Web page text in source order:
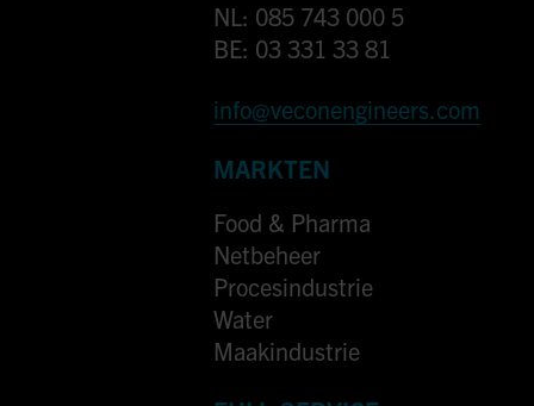
NL: 085 743 000 5
BE: 03 331 33 81
info@veconengineers.com
MARKTEN
Food & Pharma
Netbeheer
Procesindustrie
Water
Maakindustrie